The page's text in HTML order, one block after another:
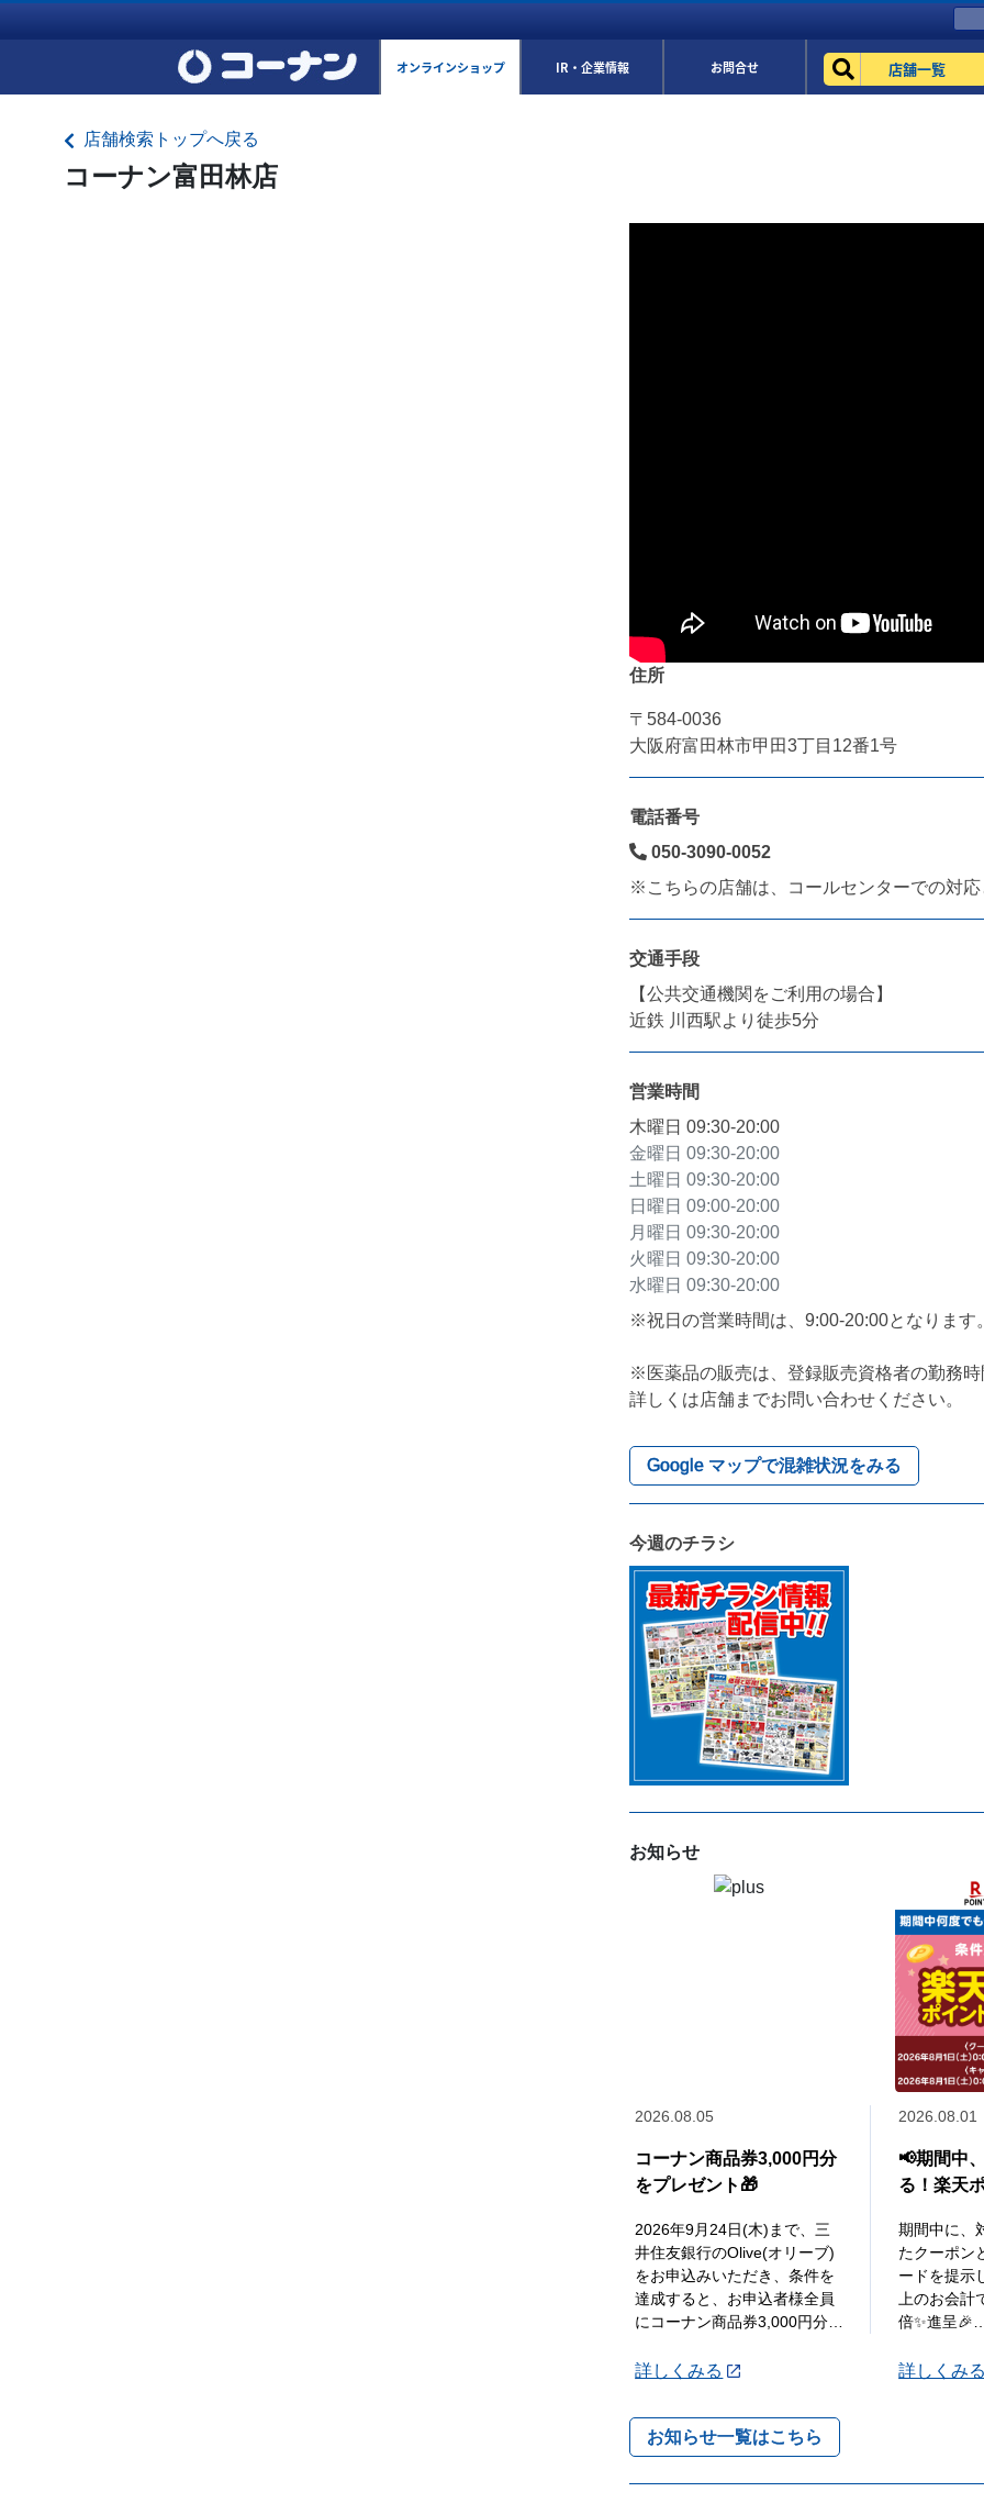
オンラインショップ IR・企業情報 お問合せ 店舗一覧
店舗検索トップへ戻る
コーナン富田林店
住所
〒584-0036
大阪府富田林市甲田3丁目12番1号
電話番号
050-3090-0052
※こちらの店舗は、コールセンターでの対応
交通手段
【公共交通機関をご利用の場合】
近鉄 川西駅より徒歩5分
営業時間
木曜日09:30-20:00
金曜日09:30-20:00
土曜日09:30-20:00
日曜日09:00-20:00
月曜日09:30-20:00
火曜日09:30-20:00
水曜日09:30-20:00
※祝日の営業時間は、9:00-20:00となります。
※医薬品の販売は、登録販売資格者の勤務時
詳しくは店舗までお問い合わせください。
Google マップで混雑状況をみる
今週のチラシ
お知らせ
2026.08.05
コーナン商品券3,000円分
をプレゼント🎁
2026年9月24日(木)まで、三
井住友銀行のOlive(オリーブ)
をお申込みいただき、条件を
達成すると、お申込者様全員
にコーナン商品券3,000円分を
...
詳しくみる
2026.08.01
📢期間中
る！楽天
期間中に、
たクーポン
ードを提示
上のお会計
倍✨進呈🎉
●STEP1
詳しくみる
お知らせ一覧はこちら